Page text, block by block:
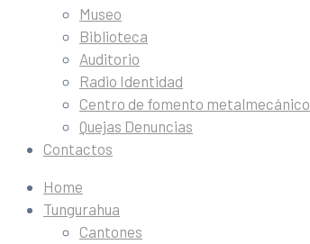
Museo
Biblioteca
Auditorio
Radio Identidad
Centro de fomento metalmecánico
Quejas Denuncias
Contactos
Home
Tungurahua
Cantones